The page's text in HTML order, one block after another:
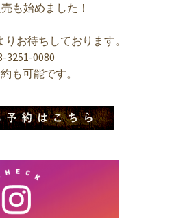
も始めました！
お待ちしております。
3251-0080
も可能です。